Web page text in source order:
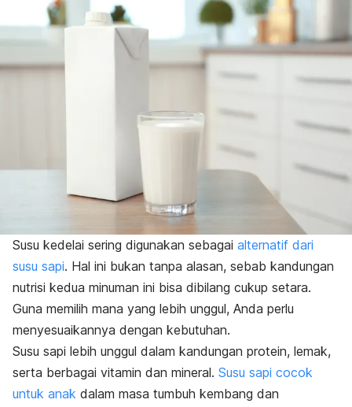
Susu kedelai sering digunakan sebagai alternatif dari
susu sapi. Hal ini bukan tanpa alasan, sebab kandungan
nutrisi kedua minuman ini bisa dibilang cukup setara.
Guna memilih mana yang lebih unggul, Anda perlu
menyesuaikannya dengan kebutuhan.
Susu sapi lebih unggul dalam kandungan protein, lemak,
serta berbagai vitamin dan mineral. Susu sapi cocok
untuk anak dalam masa tumbuh kembang dan